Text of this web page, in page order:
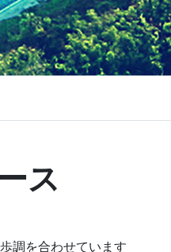
ス
調を合わせています